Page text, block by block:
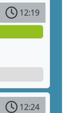
12:19
12:24